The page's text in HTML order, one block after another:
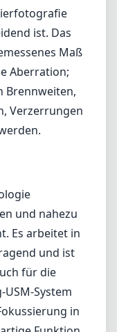
und nahezu
Es arbeitet in
und ist
für die
USM-System
in
Funktion
des
es für
Landschaften